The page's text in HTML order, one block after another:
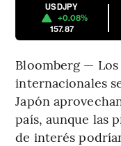
USDJPY
+0.08%
157.87
Bloomberg —
internacionales
Japón
país, aunque las
de interés